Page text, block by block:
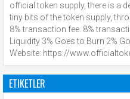
official token supply, there is a
tiny bits of the token supply,
8% transaction fee. 8%
Liquidity 3% Goes to Burn 2%
Website: https://
ETIKETLER